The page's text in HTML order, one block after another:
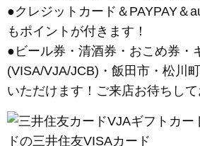
●クレジットカード＆PAYPAY＆
もポイントが付きます！
●ビール券・清酒券・おこめ券・
(VISA/VJA/JCB)・飯田市・松川
いただけます！ご来店お待ちし